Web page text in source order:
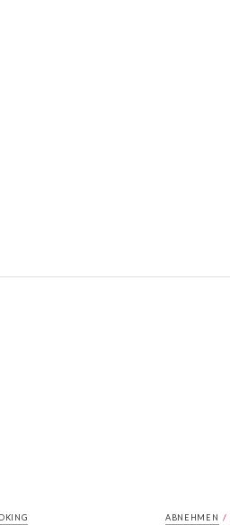
ABNEHMEN /